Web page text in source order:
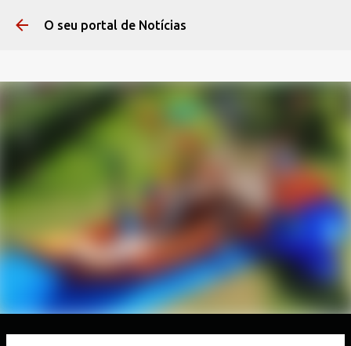
O seu portal de Notícias